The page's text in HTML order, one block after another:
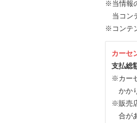
※当情報
当コン
※コンテ
カーセ
支払総
※カー
かか
※販売
合が